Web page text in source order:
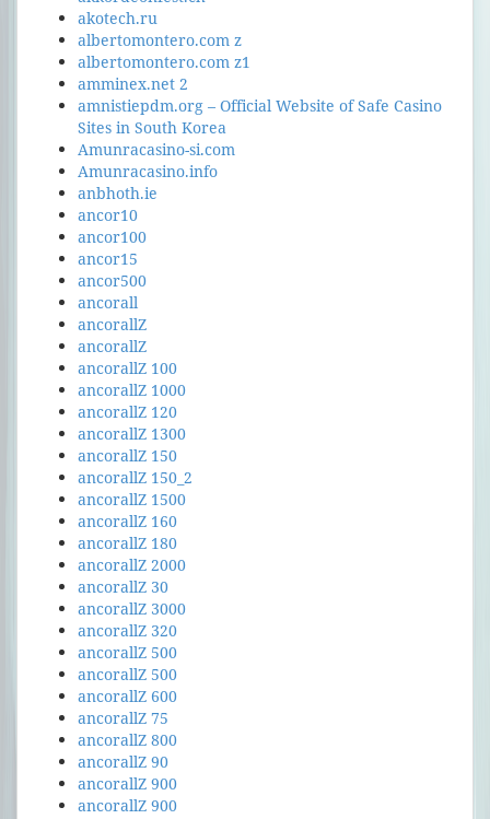
akotech.ru
albertomontero.com z
albertomontero.com z1
amminex.net 2
amnistiepdm.org – Official Website of Safe Casino
Sites in South Korea
Amunracasino-si.com
Amunracasino.info
anbhoth.ie
ancor10
ancor100
ancor15
ancor500
ancorall
ancorallZ
ancorallZ
ancorallZ 100
ancorallZ 1000
ancorallZ 120
ancorallZ 1300
ancorallZ 150
ancorallZ 150_2
ancorallZ 1500
ancorallZ 160
ancorallZ 180
ancorallZ 2000
ancorallZ 30
ancorallZ 3000
ancorallZ 320
ancorallZ 500
ancorallZ 500
ancorallZ 600
ancorallZ 75
ancorallZ 800
ancorallZ 90
ancorallZ 900
ancorallZ 900